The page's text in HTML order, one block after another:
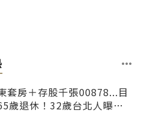
套房＋存股千張00878...目
歲退休！32歲台北人曝：